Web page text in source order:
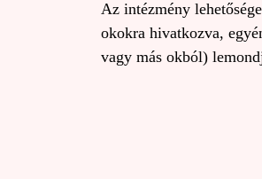
Az intézmény
okokra hivatkozva,
vagy más okból)